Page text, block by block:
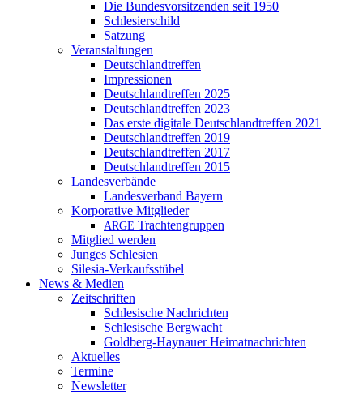
Die Bundesvorsitzenden seit 1950
Schlesierschild
Satzung
Veranstaltungen
Deutschlandtreffen
Impressionen
Deutschlandtreffen 2025
Deutschlandtreffen 2023
Das erste digitale Deutschlandtreffen 2021
Deutschlandtreffen 2019
Deutschlandtreffen 2017
Deutschlandtreffen 2015
Landesverbände
Landesverband Bayern
Korporative Mitglieder
ARGE Trachtengruppen
Mitglied werden
Junges Schlesien
Silesia-Verkaufsstübel
News & Medien
Zeitschriften
Schlesische Nachrichten
Schlesische Bergwacht
Goldberg-Haynauer Heimatnachrichten
Aktuelles
Termine
Newsletter